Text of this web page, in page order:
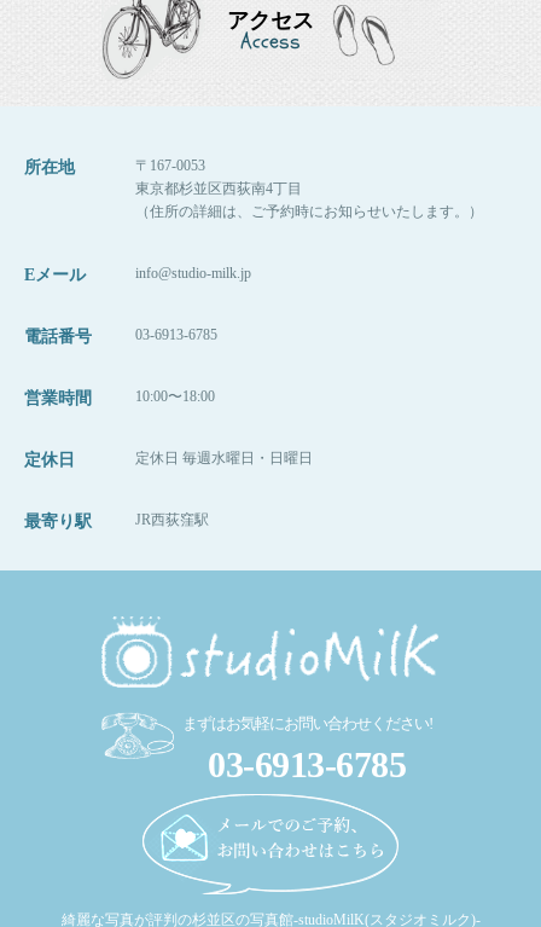
アクセス
Access
所在地
〒167-0053
東京都杉並区西荻南4丁目
（住所の詳細は、ご予約時にお知らせいたします。）
Eメール info@studio-milk.jp
電話番号 03-6913-6785
営業時間 10:00〜18:00
定休日 定休日 毎週水曜日・日曜日
最寄り駅 JR西荻窪駅
まずはお気軽にお問い合わせください!
03-6913-6785
綺麗な写真が評判の杉並区の写真館-studioMilK(スタジオミルク)-